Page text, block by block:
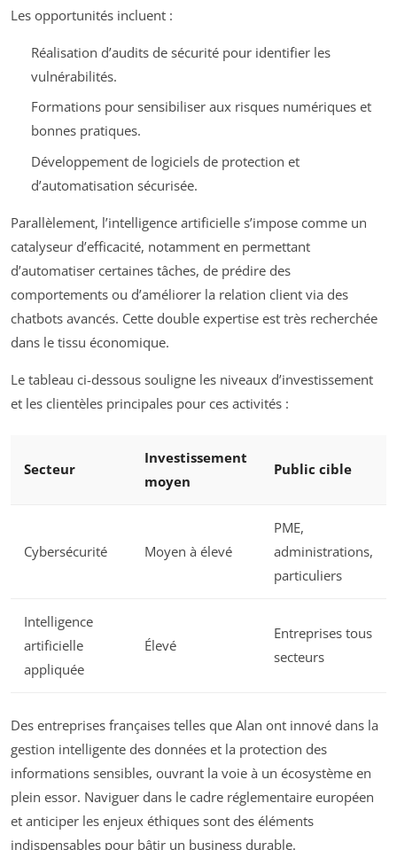
Les opportunités incluent :
Réalisation d’audits de sécurité pour identifier les
vulnérabilités.
Formations pour sensibiliser aux risques numériques et
bonnes pratiques.
Développement de logiciels de protection et
d’automatisation sécurisée.
Parallèlement, l’intelligence artificielle s’impose comme un
catalyseur d’efficacité, notamment en permettant
d’automatiser certaines tâches, de prédire des
comportements ou d’améliorer la relation client via des
chatbots avancés. Cette double expertise est très recherchée
dans le tissu économique.
Le tableau ci-dessous souligne les niveaux d’investissement
et les clientèles principales pour ces activités :
Secteur
Investissement
moyen
Public cible
Cybersécurité Moyen à élevé
PME,
administrations,
particuliers
Intelligence
artificielle
appliquée
Élevé
Entreprises tous
secteurs
Des entreprises françaises telles que Alan ont innové dans la
gestion intelligente des données et la protection des
informations sensibles, ouvrant la voie à un écosystème en
plein essor. Naviguer dans le cadre réglementaire européen
et anticiper les enjeux éthiques sont des éléments
indispensables pour bâtir un business durable.